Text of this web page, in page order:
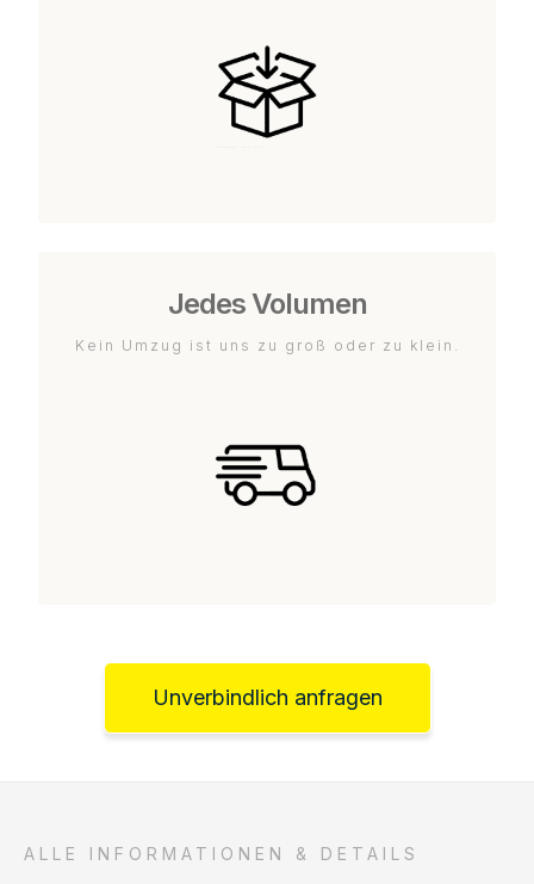
Jedes Volumen
Kein Umzug ist uns zu groß oder zu klein.
Unverbindlich anfragen
ALLE INFORMATIONEN & DETAILS